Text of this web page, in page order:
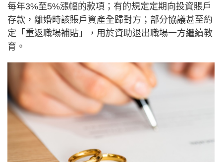
每年3%至5%漲幅的款項；有的規定定期向投資賬戶
存款，離婚時該賬戶資產全歸對方；部分協議甚至約
定「重返職場補貼」，用於資助退出職場一方繼續教
育。